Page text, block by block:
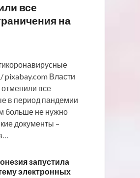
все
на
pixabay.com Власти
все
в период пандемии
больше не нужно
документы –
запустила
электронных